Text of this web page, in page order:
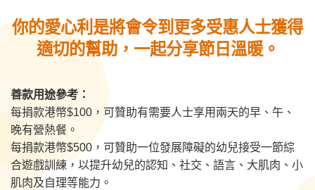
你的愛心利是將會令到更多受惠人士獲得
適切的幫助，一起分享節日溫暖。
善款用途參考：
每捐款港幣$100 ， 可贊助有需要人士享用兩天的早、午、
晚有營熱餐 。
每捐款港幣$500 ，可贊助一位發展障礙的幼兒接受一節綜
合遊戲訓練，以提升幼兒的認知、社交、語言、大肌肉、小
肌肉及自理等能力。